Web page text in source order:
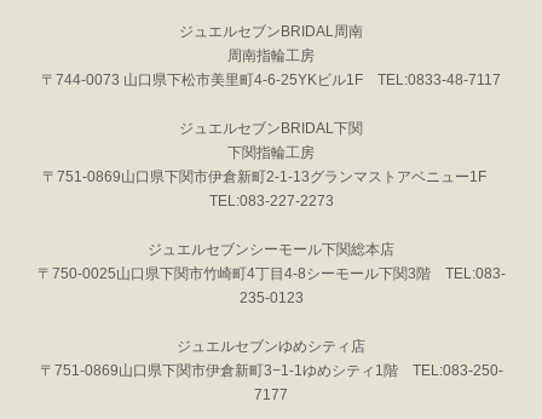
ジュエルセブンBRIDAL周南
周南指輪工房
〒744-0073 山口県下松市美里町4-6-25YKビル1F TEL:0833-48-7117
ジュエルセブンBRIDAL下関
下関指輪工房
〒751-0869山口県下関市伊倉新町2-1-13グランマストアベニュー1F
TEL:083-227-2273
ジュエルセブンシーモール下関総本店
〒750-0025山口県下関市竹崎町4丁目4-8シーモール下関3階 TEL:083-
235-0123
ジュエルセブンゆめシティ店
〒751-0869山口県下関市伊倉新町3−1-1ゆめシティ1階 TEL:083-250-
7177